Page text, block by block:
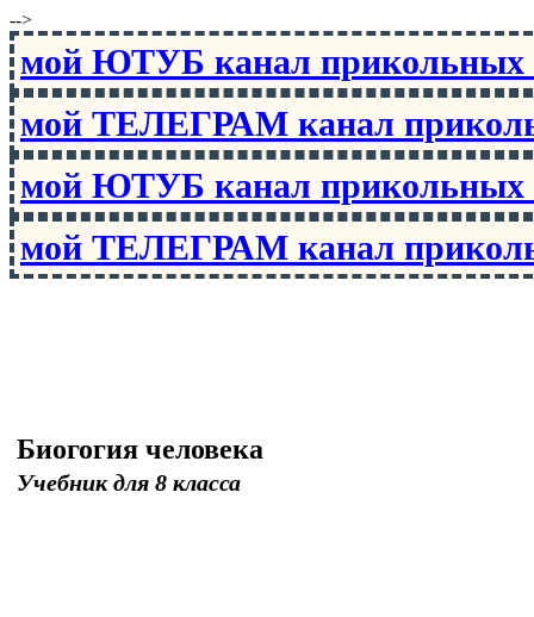
-->
мой ЮТУБ канал
мой ТЕЛЕГРАМ канал
мой ЮТУБ канал
мой ТЕЛЕГРАМ канал
Биогогия человека
Учебник для 8 класса